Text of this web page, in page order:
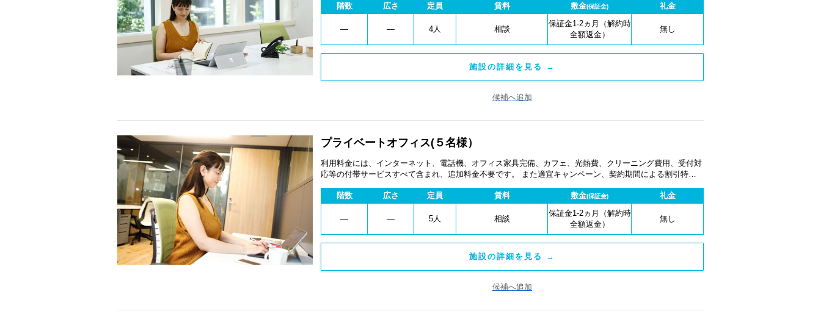
階数
広さ 定員 賃料 敷金(保証金) 礼金
― ― 4人 相談
保証金1-2ヵ月（解約時
全額返金）
無し
施設の詳細を見る →
候補へ追加
プライベートオフィス(５名様）
利用料金には、インターネット、電話機、オフィス家具完備、カフェ、光熱費、クリーニング費用、受付対
応等の付帯サービスすべて含まれ、追加料金不要です。 また適宜キャンペーン、契約期間による割引特典
階数
広さ 定員 賃料 敷金(保証金) 礼金
― ― 5人 相談
保証金1-2ヵ月（解約時
全額返金）
無し
施設の詳細を見る →
候補へ追加